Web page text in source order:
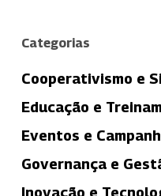
Categorias
Cooperativismo e
Educação e
Eventos e
Governança e
Inovação e